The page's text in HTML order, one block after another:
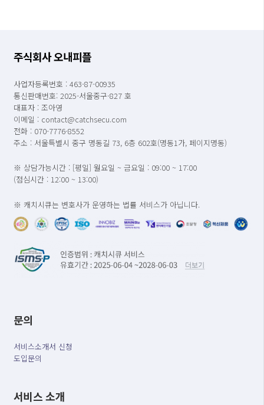
주식회사 오내피플
사업자등록번호 : 463-87-00935
통신판매번호: 2025-서울중구-827 호
대표자 : 조아영
이메일 : contact@catchsecu.com
전화 : 070-7776-8552
주소 : 서울특별시 중구 명동길 73, 6층 602호(명동1가, 페이지명동)
※ 상담가능시간 : [평일] 월요일 ~ 금요일 : 09:00 ~ 17:00
(점심시간 : 12:00 ~ 13:00)
※ 캐치시큐는 변호사가 운영하는 법률 서비스가 아닙니다.
문의
서비스소개서 신청
도입문의
서비스 소개